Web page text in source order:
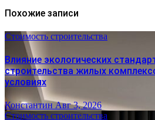
Похожие записи
Стоимость строительства
Влияние экологических
строительства жилых
условиях
КонстантинАвг 3, 2026
Стоимость строительства